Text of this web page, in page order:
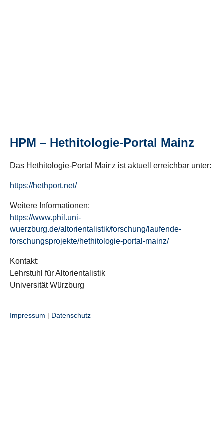
HPM – Hethitologie-Portal Mainz
Das Hethitologie-Portal Mainz ist aktuell erreichbar unter:
https://hethport.net/
Weitere Informationen:
https://www.phil.uni-
wuerzburg.de/altorientalistik/forschung/laufende-
forschungsprojekte/hethitologie-portal-mainz/
Kontakt:
Lehrstuhl für Altorientalistik
Universität Würzburg
Impressum | Datenschutz